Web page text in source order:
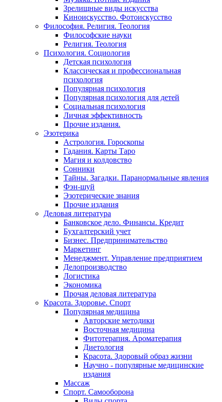
Зрелищные виды искусства
Киноискусство. Фотоискусство
Философия. Религия. Теология
Философские науки
Религия. Теология
Психология. Социология
Детская психология
Классическая и профессиональная
психология
Популярная психология
Популярная психология для детей
Социальная психология
Личная эффективность
Прочие издания.
Эзотерика
Астрология. Гороскопы
Гадания. Карты Таро
Магия и колдовство
Сонники
Тайны. Загадки. Паранормальные явления
Фэн-шуй
Эзотерические знания
Прочие издания
Деловая литература
Банковское дело. Финансы. Кредит
Бухгалтерский учет
Бизнес. Предпринимательство
Маркетинг
Менеджмент. Управление предприятием
Делопроизводство
Логистика
Экономика
Прочая деловая литература
Красота. Здоровье. Спорт
Популярная медицина
Авторские методики
Восточная медицина
Фитотерапия. Ароматерапия
Диетология
Красота. Здоровый образ жизни
Научно - популярные медицинские
издания
Массаж
Спорт. Самооборона